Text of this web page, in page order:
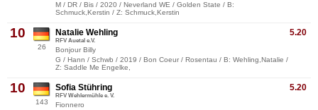
M / DR / Bis / 2020 / Neverland WE / Golden State / B:
Schmuck,Kerstin / Z: Schmuck,Kerstin
10
26
5.20
Natalie Wehling
RFV Auetal e.V.
Bonjour Billy
G / Hann / Schwb / 2019 / Bon Coeur / Rosentau / B: Wehling,Natalie /
Z: Saddle Me Engelke,
10
143
5.20
Sofia Stühring
RFV Wehlermühle e. V.
Fionnero